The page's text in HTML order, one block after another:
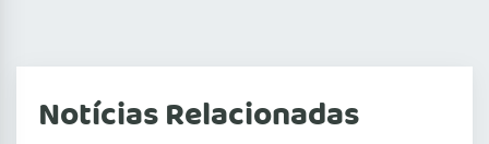
Notícias Relacionadas